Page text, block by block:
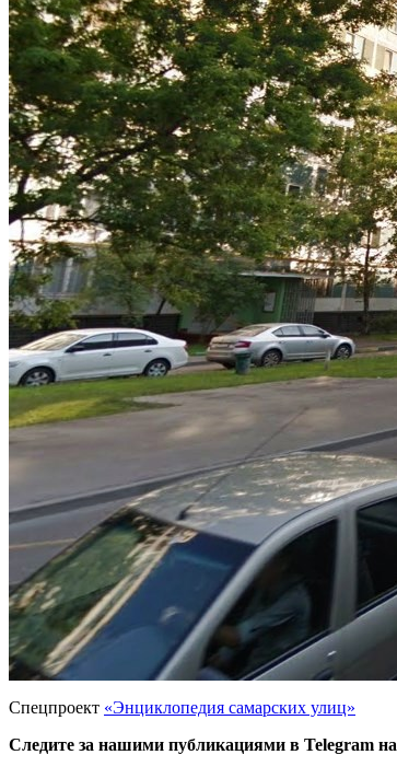
Спецпроект «Энциклопедия самарских улиц»
Следите за нашими публикациями в Telegram на